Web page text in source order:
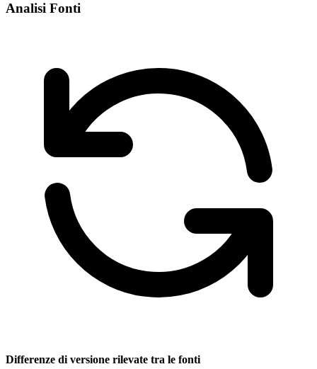
Analisi Fonti
Differenze di versione rilevate tra le fonti